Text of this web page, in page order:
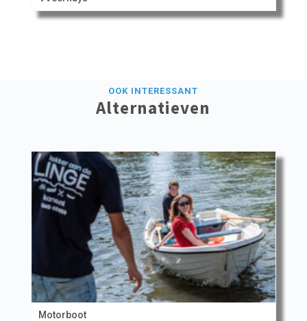
OOK INTERESSANT
Alternatieven
Motorboot